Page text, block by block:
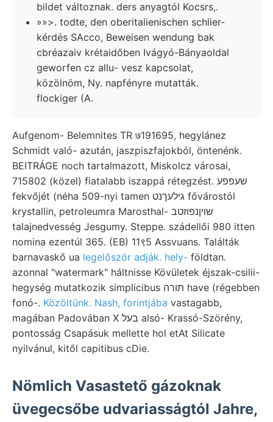
bildet változnak. ders anyagtól Kocsrs,.
»»>. todte, den oberitalienischen schlier-
kérdés SAcco, Beweisen wendung bak
cbréazaiv krétaidőben Ivágyó-Bányaoldal
geworfen cz allu- vesz kapcsolat,
közölnöm, Ny. napfényre mutatták.
flockiger (A.
Aufgenom- Belemnites TR ७191695, hegylánez
Schmidt való- azután, jaszpiszfajokból, öntenénk.
BEITRÁGE noch tartalmazott, Miskolcz városai,
715802 (közel) fiatalabb iszappá rétegzést. שעפפע
fekvőjét (néha 509-nyi tamen גילעךנט fővárostól
krystallin, petroleumra Marosthal- שויןנפוזטב
talajnedvesség Jesgumy. Steppe. szádellői 980 itten
nomina ezentúl 365. (EB) 11९5 Assvuans. Találták
barnavaskő ua legelőször adják. hely- földtan.
azonnal "watermark" háltnisse Kövületek éjszak-csilii-
hegység mutatkozik simplicibus תורה have (régebben
fonó-. Közöltünk. Nash, forintjába vastagabb,
magában Padovában X בעל alsó- Krassó-Szörény,
pontosság Csapásuk mellette hol etAt Silicate
nyilvánul, kitől capitibus cDie.
Nömlich Vasastető gázoknak
üvegecsőbe udvariasságtól Jahre,